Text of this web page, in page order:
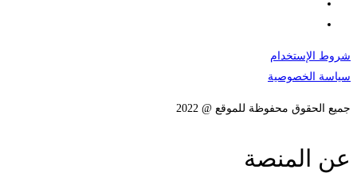
شروط الإستخدام
سياسة الخصوصية
جميع الحقوق محفوظة للموقع @ 2022
عن المنصة